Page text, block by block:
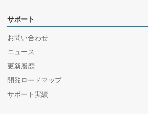
サポート
お問い合わせ
ニュース
更新履歴
開発ロードマップ
サポート実績